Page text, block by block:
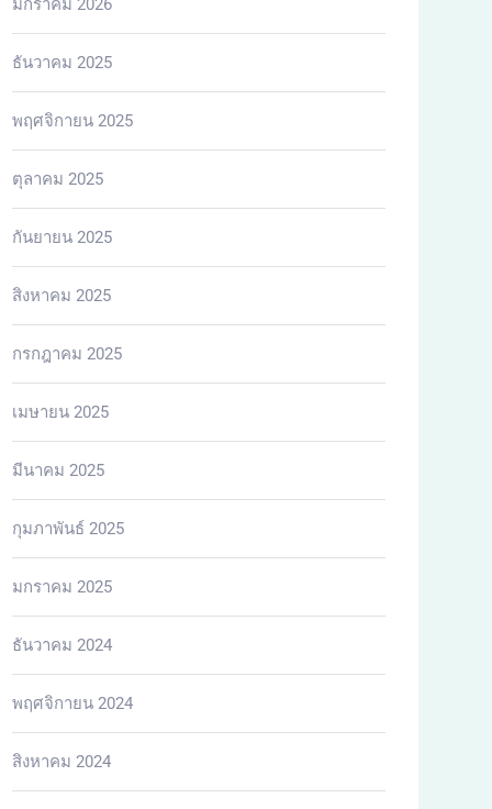
มกราคม 2026
ธันวาคม 2025
พฤศจิกายน 2025
ตุลาคม 2025
กันยายน 2025
สิงหาคม 2025
กรกฎาคม 2025
เมษายน 2025
มีนาคม 2025
กุมภาพันธ์ 2025
มกราคม 2025
ธันวาคม 2024
พฤศจิกายน 2024
สิงหาคม 2024